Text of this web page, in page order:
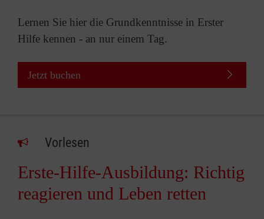
Lernen Sie hier die Grundkenntnisse in Erster
Hilfe kennen - an nur einem Tag.
Jetzt buchen
Vorlesen
Erste-Hilfe-Ausbildung: Richtig
reagieren und Leben retten